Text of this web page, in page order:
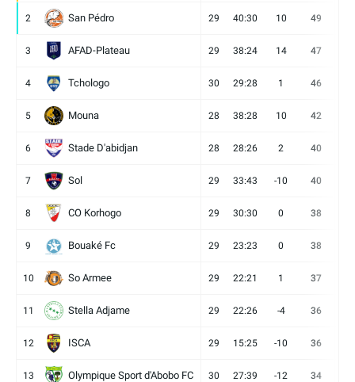
2 San Pédro 29 40:30 10 49
3 AFAD-Plateau 29 38:24 14 47
4 Tchologo 30 29:28 1 46
5 Mouna 28 38:28 10 42
6 Stade D'abidjan 28 28:26 2 40
7 Sol 29 33:43 -10 40
8 CO Korhogo 29 30:30 0 38
9 Bouaké Fc 29 23:23 0 38
10 So Armee 29 22:21 1 37
11 Stella Adjame 29 22:26 -4 36
12 ISCA 29 15:25 -10 36
13 Olympique Sport d'Abobo FC 30 27:39 -12 34